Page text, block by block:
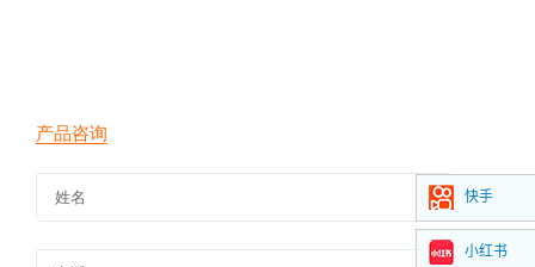
快手
小红书